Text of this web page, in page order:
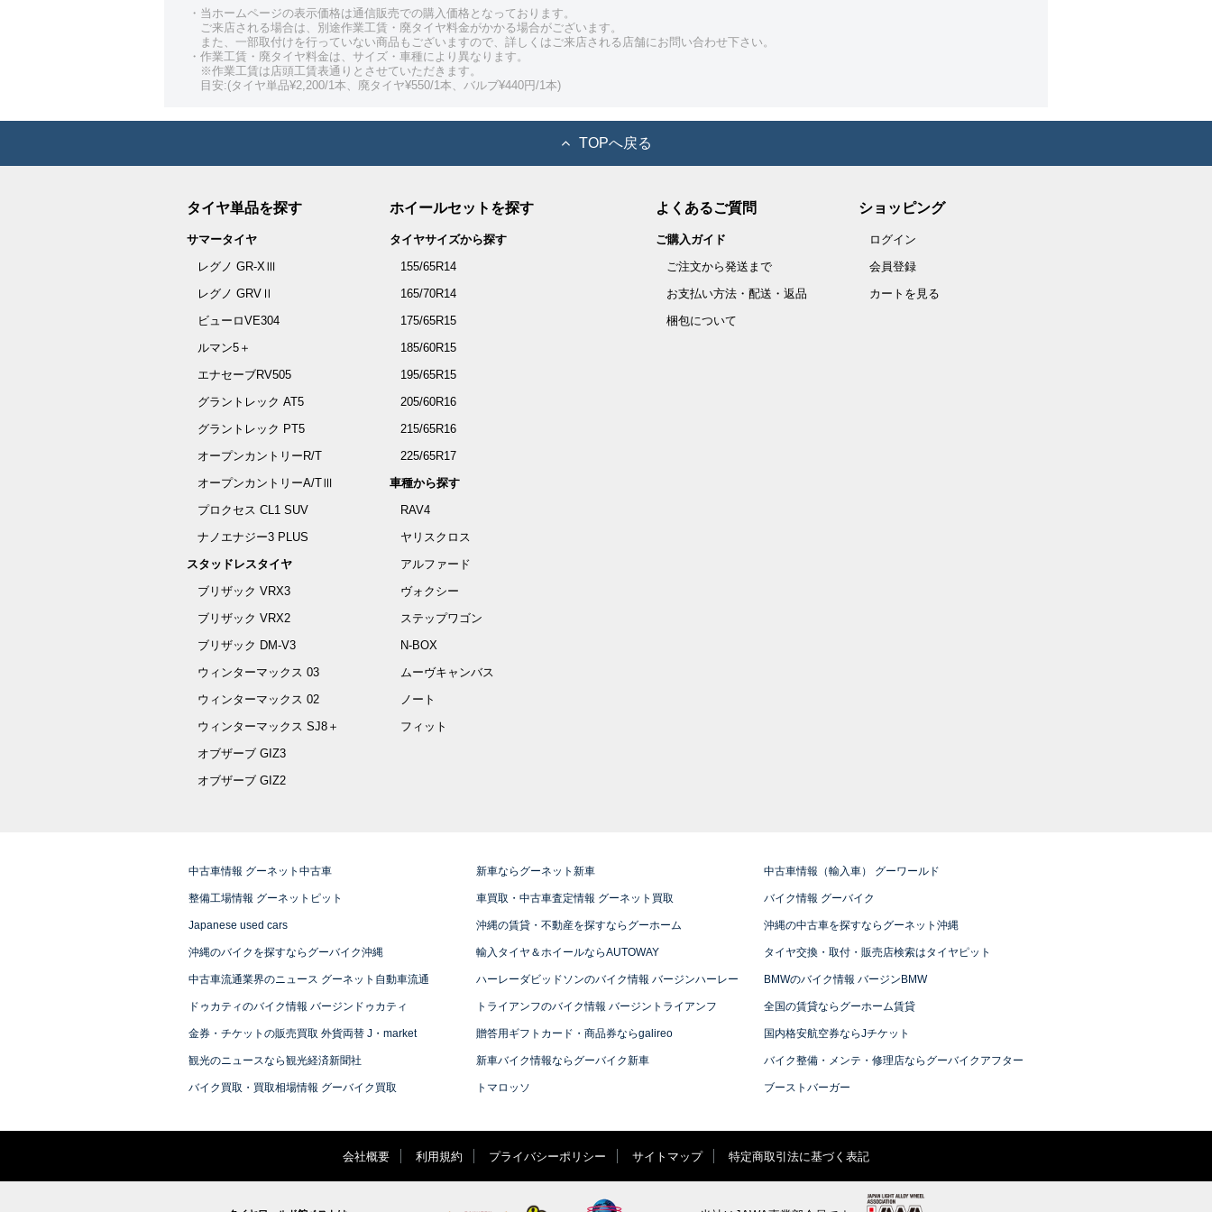
・当ホームページの表示価格は通信販売での購入価格となっております。
ご来店される場合は、別途作業工賃・廃タイヤ料金がかかる場合がございます。
また、一部取付けを行っていない商品もございますので、詳しくはご来店される店舗にお問い合わせ下さい。
・作業工賃・廃タイヤ料金は、サイズ・車種により異なります。
※作業工賃は店頭工賃表通りとさせていただきます。
目安:(タイヤ単品¥2,200/1本、廃タイヤ¥550/1本、バルブ¥440円/1本)
TOPへ戻る
タイヤ単品を探す
サマータイヤ
レグノ GR-XⅢ
レグノ GRVⅡ
ビューロVE304
ルマン5＋
エナセーブRV505
グラントレック AT5
グラントレック PT5
オープンカントリーR/T
オープンカントリーA/TⅢ
プロクセス CL1 SUV
ナノエナジー3 PLUS
スタッドレスタイヤ
ブリザック VRX3
ブリザック VRX2
ブリザック DM-V3
ウィンターマックス 03
ウィンターマックス 02
ウィンターマックス SJ8＋
オブザーブ GIZ3
オブザーブ GIZ2
ホイールセットを探す
タイヤサイズから探す
155/65R14
165/70R14
175/65R15
185/60R15
195/65R15
205/60R16
215/65R16
225/65R17
車種から探す
RAV4
ヤリスクロス
アルファード
ヴォクシー
ステップワゴン
N-BOX
ムーヴキャンバス
ノート
フィット
よくあるご質問
ご購入ガイド
ご注文から発送まで
お支払い方法・配送・返品
梱包について
ショッピング
ログイン
会員登録
カートを見る
中古車情報 グーネット中古車 新車ならグーネット新車 中古車情報（輸入車） グーワールド
整備工場情報 グーネットピット 車買取・中古車査定情報 グーネット買取 バイク情報 グーバイク
Japanese used cars 沖縄の賃貸・不動産を探すならグーホーム 沖縄の中古車を探すならグーネット沖縄
沖縄のバイクを探すならグーバイク沖縄 輸入タイヤ＆ホイールならAUTOWAY タイヤ交換・取付・販売店検索はタイヤピット
中古車流通業界のニュース グーネット自動車流通 ハーレーダビッドソンのバイク情報 バージンハーレー BMWのバイク情報 バージンBMW
ドゥカティのバイク情報 バージンドゥカティ トライアンフのバイク情報 バージントライアンフ 全国の賃貸ならグーホーム賃貸
金券・チケットの販売買取 外貨両替 J・market 贈答用ギフトカード・商品券ならgalireo 国内格安航空券ならJチケット
観光のニュースなら観光経済新聞社 新車バイク情報ならグーバイク新車 バイク整備・メンテ・修理店ならグーバイクアフター
バイク買取・買取相場情報 グーバイク買取 トマロッソ ブーストバーガー
会社概要 利用規約 プライバシーポリシー サイトマップ 特定商取引法に基づく表記